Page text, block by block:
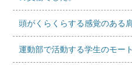
頭がくらくらする感覚のある
運動部で活動する学生のモー